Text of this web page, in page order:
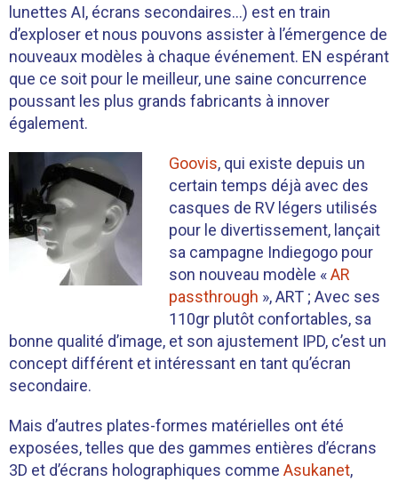
lunettes AI, écrans secondaires…) est en train
d’exploser et nous pouvons assister à l’émergence de
nouveaux modèles à chaque événement. EN espérant
que ce soit pour le meilleur, une saine concurrence
poussant les plus grands fabricants à innover
également.
Goovis, qui existe depuis un
certain temps déjà avec des
casques de RV légers utilisés
pour le divertissement, lançait
sa campagne Indiegogo pour
son nouveau modèle «AR
passthrough », ART ; Avec ses
110gr plutôt confortables, sa
bonne qualité d’image, et son ajustement IPD, c’est un
concept différent et intéressant en tant qu’écran
secondaire.
Mais d’autres plates-formes matérielles ont été
exposées, telles que des gammes entières d’écrans
3D et d’écrans holographiques comme Asukanet,